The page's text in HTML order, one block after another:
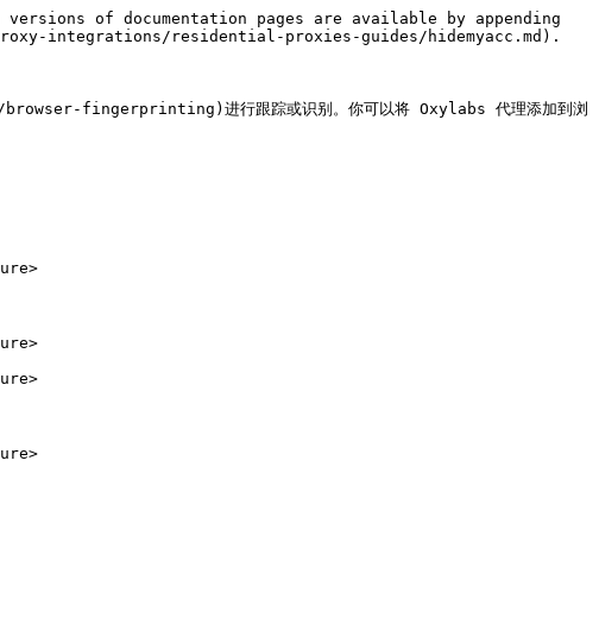
of documentation pages are available by appending
integrations/residential-proxies-guides/hidemyacc.md).
fingerprinting)进行跟踪或识别。你可以将 Oxylabs 代理添加到浏